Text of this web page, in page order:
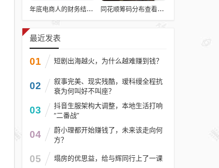
年底电商人的财务结算，账目清算与回顾 同花顺筹码分布查看详解攻略
最近发表
01 短剧出海越火，为什么越难赚到钱？
02
叙事完美、现实残酷，瑷科缦全程抗
衰为何叫好不叫座？
03
抖音生服架构大调整，本地生活打响
“二番战”
04
蔚小理都开始赚钱了，未来该走向何
方？
05 塌房的优思益，给与辉同行上了一课